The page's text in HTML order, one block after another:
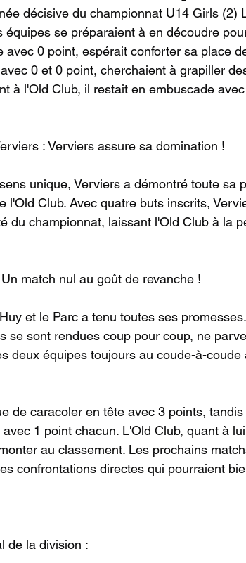
décisive du championnat U14 Girls (2)
équipes se préparaient à en découdre
avec 0 point, espérait conforter sa place
0 et 0 point, cherchaient à grapiller
à l'Old Club, il restait en embuscade
: Verviers assure sa domination !
unique, Verviers a démontré toute sa
l'Old Club. Avec quatre buts inscrits,
du championnat, laissant l'Old Club à la
match nul au goût de revanche !
et le Parc a tenu toutes ses
se sont rendues coup pour coup, ne
deux équipes toujours au coude-à-coude
de caracoler en tête avec 3 points,
1 point chacun. L'Old Club, quant à
au classement. Les prochains
confrontations directes qui pourraient
de la division :